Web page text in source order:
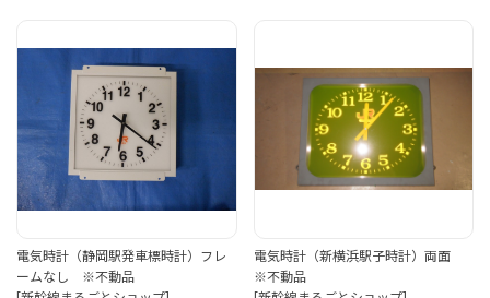
電気時計（静岡駅発車標時計）フレ
ームなし ※不動品
電気時計（新横浜駅子時計）両面
※不動品